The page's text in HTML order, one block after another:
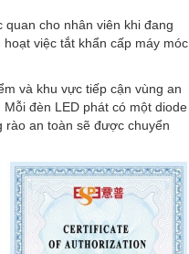
cho nhân viên khi đang
việc tắt khẩn cấp máy móc
và khu vực tiếp cận vùng an
đèn LED phát có một diode
an toàn sẽ được chuyển